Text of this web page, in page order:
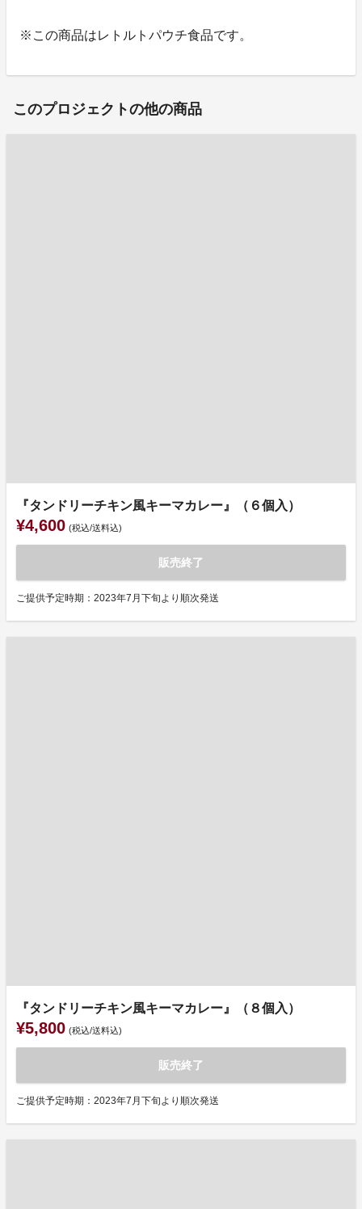
※この商品はレトルトパウチ食品です。
このプロジェクトの他の商品
『タンドリーチキン風キーマカレー』（６個入）
¥4,600 (税込/送料込)
販売終了
ご提供予定時期：2023年7月下旬より順次発送
『タンドリーチキン風キーマカレー』（８個入）
¥5,800 (税込/送料込)
販売終了
ご提供予定時期：2023年7月下旬より順次発送